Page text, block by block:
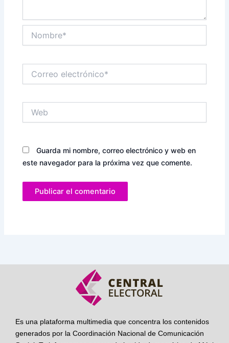
electrónico*
Guarda mi nombre, correo electrónico y web en
este navegador para la próxima vez que comente.
Es una plataforma multimedia que concentra los contenidos
generados por la Coordinación Nacional de Comunicación